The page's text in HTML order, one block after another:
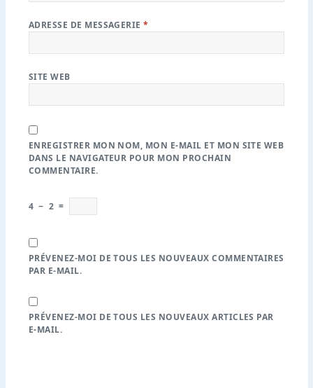
ADRESSE DE MESSAGERIE*
SITE WEB
ENREGISTRER MON NOM, MON E-MAIL ET MON SITE WEB
DANS LE NAVIGATEUR POUR MON PROCHAIN
COMMENTAIRE.
4 − 2 =
PRÉVENEZ-MOI DE TOUS LES NOUVEAUX COMMENTAIRES
PAR E-MAIL.
PRÉVENEZ-MOI DE TOUS LES NOUVEAUX ARTICLES PAR
E-MAIL.